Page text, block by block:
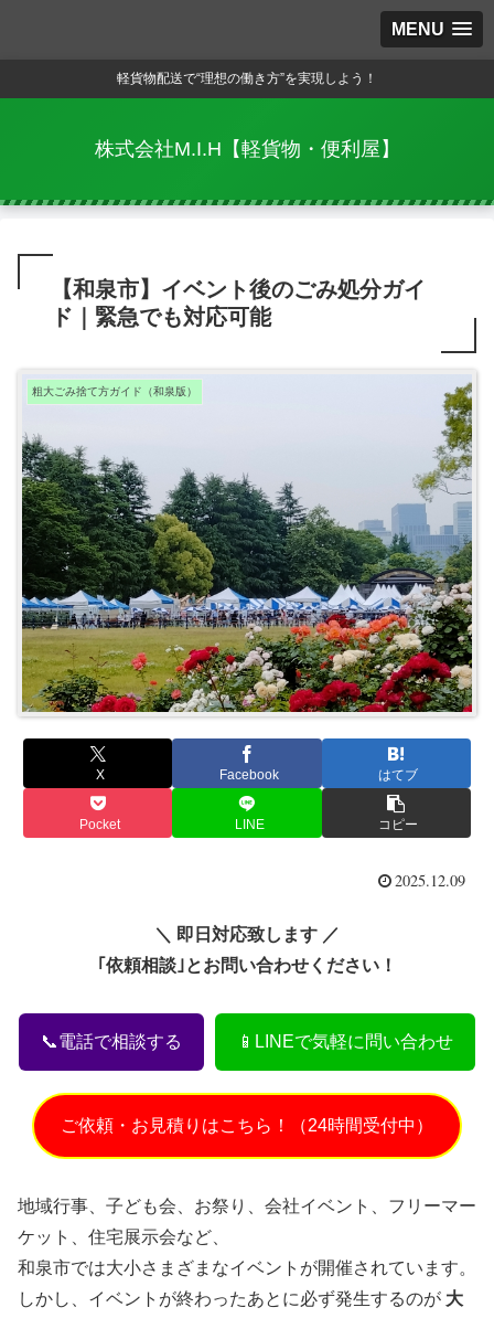
MENU
軽貨物配送で“理想の働き方”を実現しよう！
株式会社M.I.H【軽貨物・便利屋】
【和泉市】イベント後のごみ処分ガイ
ド｜緊急でも対応可能
粗大ごみ捨て方ガイド（和泉版）
X Facebook はてブ
Pocket LINE コピー
2025.12.09
＼ 即日対応致します ／
｢依頼相談｣とお問い合わせください！
📞電話で相談する 📱LINEで気軽に問い合わせ
ご依頼・お見積りはこちら！（24時間受付中）
地域行事、子ども会、お祭り、会社イベント、フリーマー
ケット、住宅展示会など、
和泉市では大小さまざまなイベントが開催されています。
しかし、イベントが終わったあとに必ず発生するのが 大